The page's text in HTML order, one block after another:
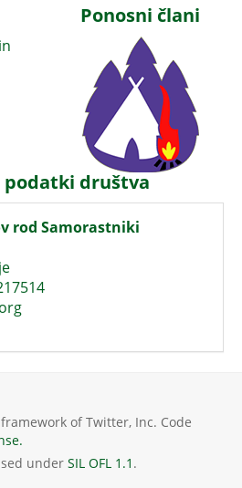
Ponosni člani
podatki društva
rod Samorastniki
of Twitter, Inc. Code
under SIL OFL 1.1 .